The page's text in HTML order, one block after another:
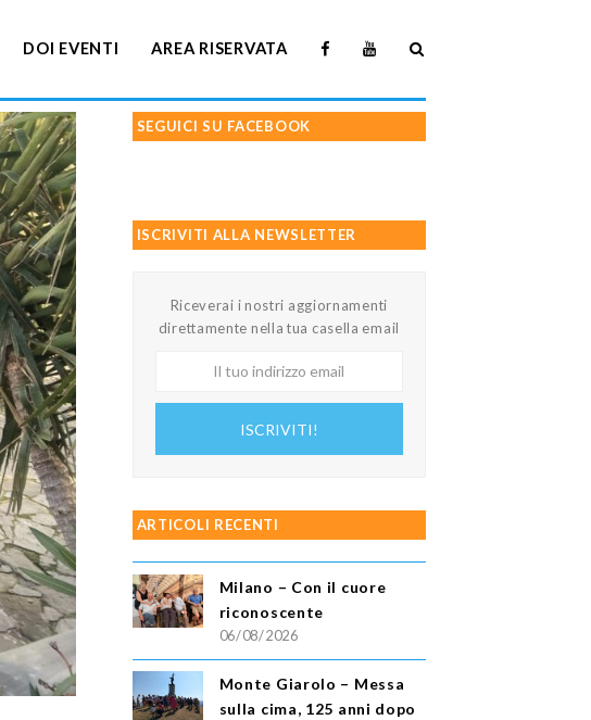
DOI EVENTI AREA RISERVATA
SEGUICI SU FACEBOOK
ISCRIVITI ALLA NEWSLETTER
Riceverai i nostri aggiornamenti
direttamente nella tua casella email
ISCRIVITI!
ARTICOLI RECENTI
Milano – Con il cuore
riconoscente
06/08/2026
Monte Giarolo – Messa
sulla cima, 125 anni dopo